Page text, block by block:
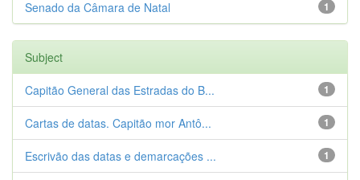
1
Senado da Câmara de Natal
Subject
1
Capitão General das Estradas do B...
1
Cartas de datas. Capitão mor Antô...
1
Escrivão das datas e demarcações ...